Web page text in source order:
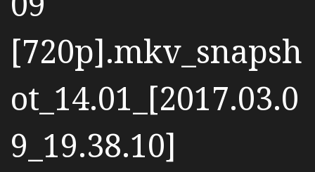
[720p].mkv_snapsh
ot_14.01_[2017.03.0
9_19.38.10]